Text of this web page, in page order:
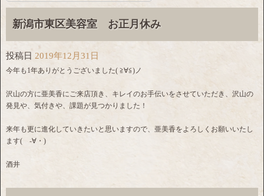
新潟市東区美容室 お正月休み
投稿日 2019年12月31日
今年も1年ありがとうございました( ≧∀≦)ノ
沢山の方に亜美香にご来店頂き、キレイのお手伝いをさせていただき、沢山の
発見や、気付きや、課題が見つかりました！
来年も更に進化していきたいと思いますので、亜美香をよろしくお願いいたし
ます( -∀・)
酒井